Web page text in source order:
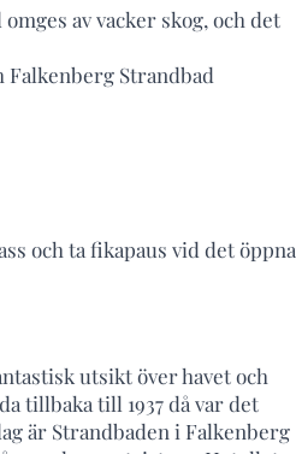
av vacker skog, och det
Falkenberg Strandbad
och ta fikapaus vid det öppna
utsikt över havet och
tillbaka till 1937 då var det
är Strandbaden i Falkenberg